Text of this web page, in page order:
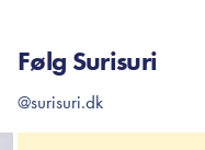
Følg Surisuri
@surisuri.dk